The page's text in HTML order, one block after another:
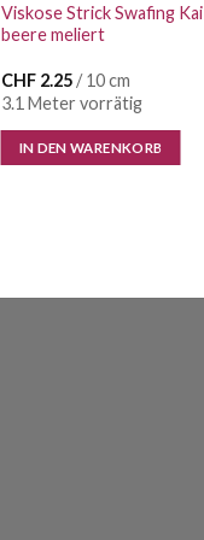
Viskose Strick Swafing Kai
beere meliert
CHF2.25/ 10 cm
3.1 Meter vorrätig
IN DEN WARENKORB